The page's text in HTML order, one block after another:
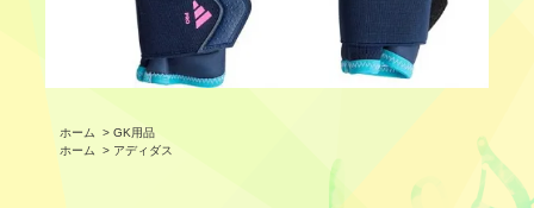
ホーム > GK用品
ホーム
> アディダス